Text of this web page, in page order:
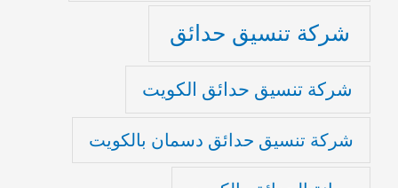
شركة تنسيق حدائق
شركة تنسيق حدائق الكويت
شركة تنسيق حدائق دسمان بالكويت